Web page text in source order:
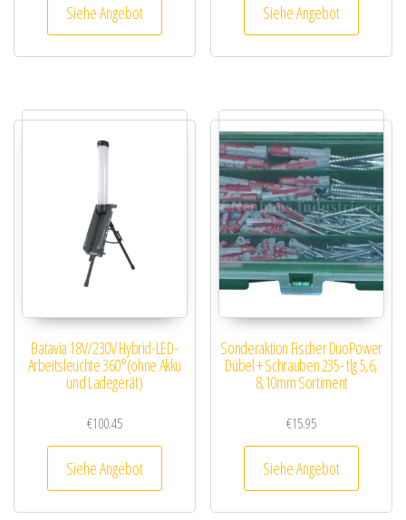
Siehe Angebot Siehe Angebot
Batavia 18V/230V Hybrid-LED-
Arbeitsleuchte 360°(ohne Akku
und Ladegerät)
€100.45
Siehe Angebot
Sonderaktion Fischer DuoPower
Dübel + Schrauben 235- tlg 5,6,
8,10mm Sortiment
€15.95
Siehe Angebot